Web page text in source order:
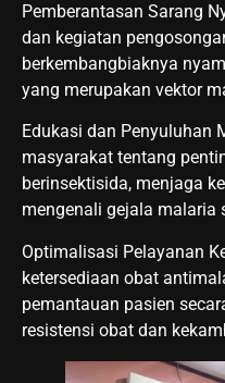
Pemberantasan Sarang
dan kegiatan
berkembangbiaknya
yang merupakan vektor
Edukasi dan Penyuluhan
masyarakat tentang
berinsektisida, menjaga
mengenali gejala malaria
Optimalisasi Pelayanan
ketersediaan obat
pemantauan pasien
resistensi obat dan